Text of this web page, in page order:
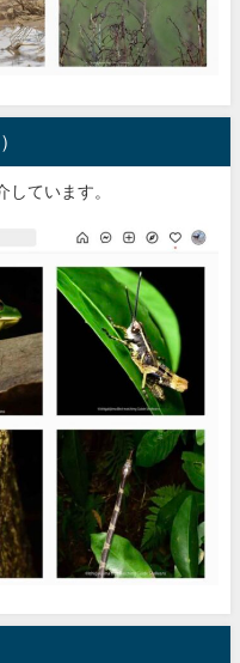
ています。